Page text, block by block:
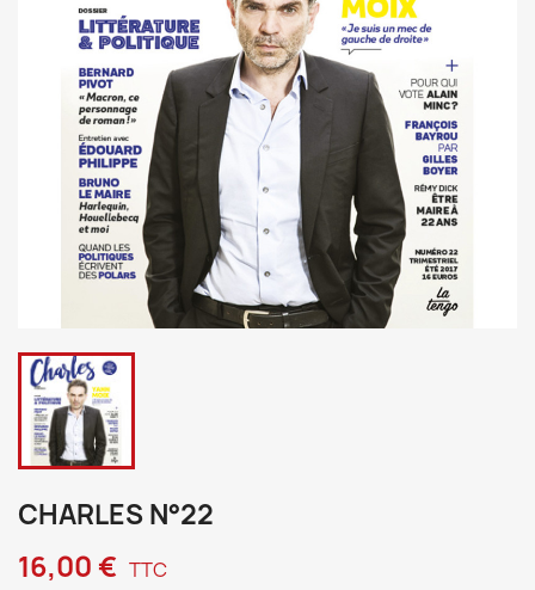
CHARLES N°22
16,00 € TTC